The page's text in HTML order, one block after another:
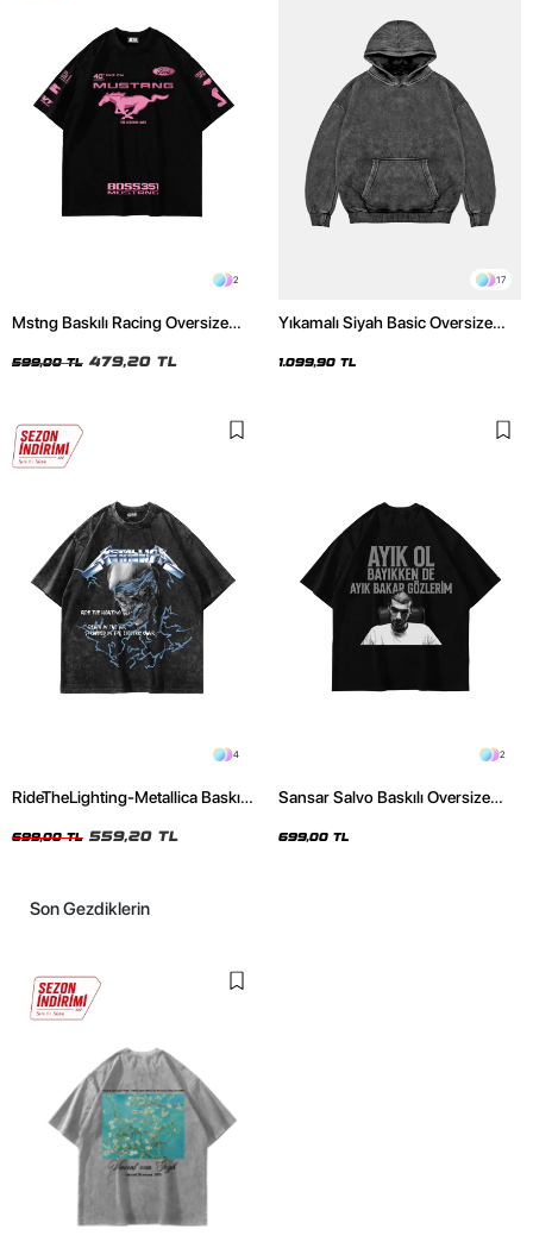
2
Mstng Baskılı Racing Oversize
599,00 TL 479,20 TL
17
Yıkamalı Siyah Basic Oversize
1.099,90 TL
4
RideTheLighting-Metallica Baskılı
Tshirt
699,00 TL 559,20 TL
2
Sansar Salvo Baskılı Oversize
699,00 TL
Son Gezdiklerin